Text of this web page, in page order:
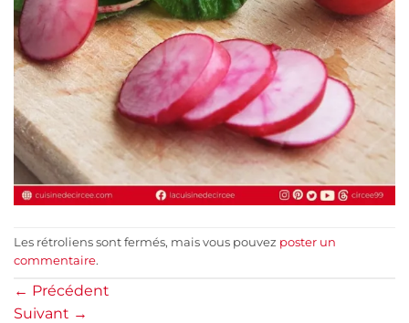
Les rétroliens sont fermés, mais vous pouvez poster un
commentaire.
← Précédent
Suivant →